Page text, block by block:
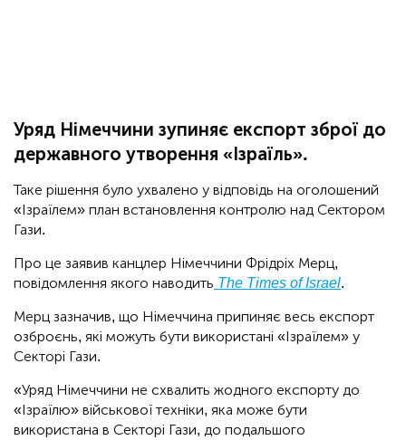
Уряд Німеччини зупиняє експорт зброї до
державного утворення «Ізраїль».
Таке рішення було ухвалено у відповідь на оголошений
«Ізраїлем» план встановлення контролю над Сектором
Гази.
Про це заявив канцлер Німеччини Фрідріх Мерц,
повідомлення якого наводить The Times of Israel.
Мерц зазначив, що Німеччина припиняє весь експорт
озброєнь, які можуть бути використані «Ізраїлем» у
Секторі Гази.
«Уряд Німеччини не схвалить жодного експорту до
«Ізраїлю» військової техніки, яка може бути
використана в Секторі Гази, до подальшого